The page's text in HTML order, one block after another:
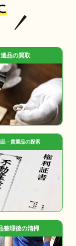
遺品の買取
・貴重品の探索
整理後の清掃